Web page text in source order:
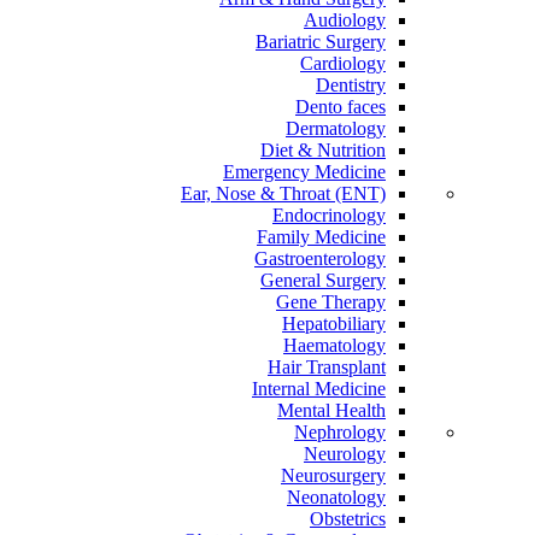
Audiology
Bariatric Surgery
Cardiology
Dentistry
Dento faces
Dermatology
Diet & Nutrition
Emergency Medicine
Ear, Nose & Throat (ENT)
Endocrinology
Family Medicine
Gastroenterology
General Surgery
Gene Therapy
Hepatobiliary
Haematology
Hair Transplant
Internal Medicine
Mental Health
Nephrology
Neurology
Neurosurgery
Neonatology
Obstetrics